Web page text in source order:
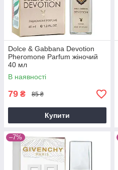
Dolce & Gabbana Devotion
Pheromone Parfum жіночий
40 мл
В наявності
79 ₴ 85 ₴
Купити
–7%